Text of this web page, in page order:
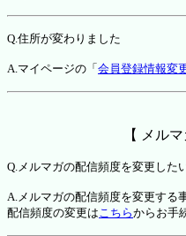
Q.住所が変わりました
A.マイページの「 会員登録情報変
【 メル
Q.メルマガの配信頻度を変更した
A.メルマガの配信頻度を変更する
配信頻度の変更はこちらからお手